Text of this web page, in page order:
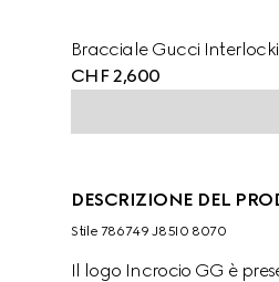
Bracciale Gucci
CHF 2,600
DESCRIZIONE DEL
Stile ‎786749 J85I0 8070
Il logo Incrocio GG è